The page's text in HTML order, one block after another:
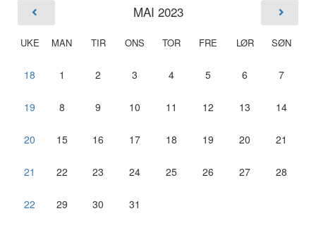
MAI 2023
UKE MAN TIR ONS TOR FRE LØR SØN
18 1 2 3 4 5 6 7
19 8 9 10 11 12 13 14
20 15 16 17 18 19 20 21
21 22 23 24 25 26 27 28
22 29 30 31